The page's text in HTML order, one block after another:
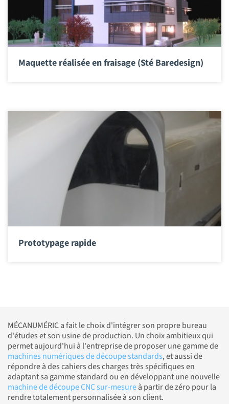
Maquette réalisée en fraisage (Sté Baredesign)
Prototypage rapide
MÉCANUMÉRIC a fait le choix d'intégrer son propre bureau
d'études et son usine de production. Un choix ambitieux qui
permet aujourd'hui à l'entreprise de proposer une gamme de
machines numériques de découpe standards, et aussi de
répondre à des cahiers des charges très spécifiques en
adaptant sa gamme standard ou en développant une nouvelle
machine de découpe CNC sur-mesureà partir de zéro pour la
rendre totalement personnalisée à son client.